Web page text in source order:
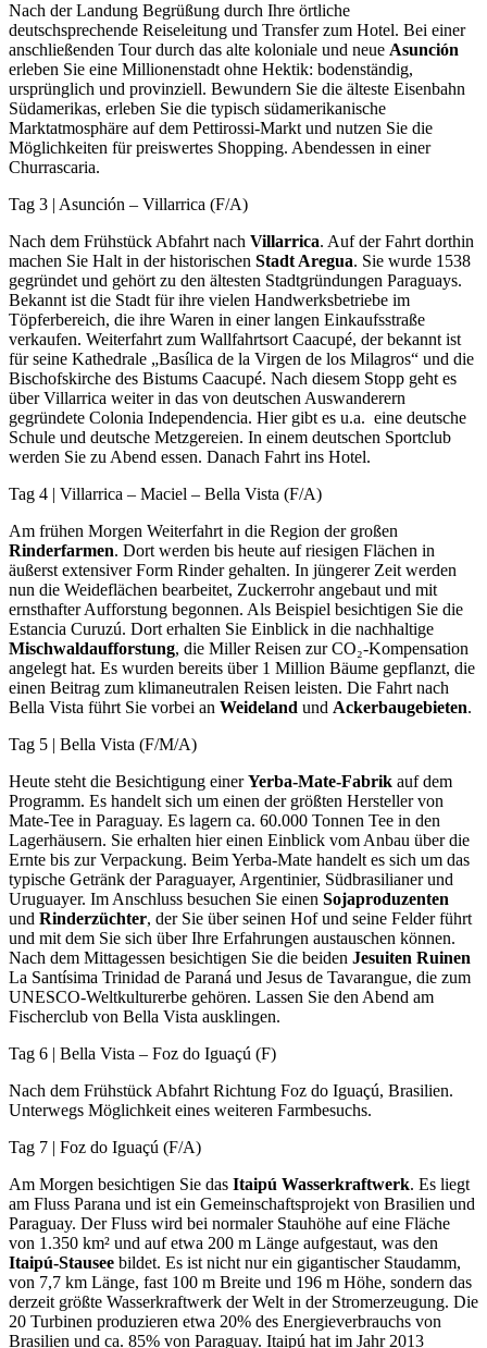
Nach der Landung Begrüßung durch Ihre örtliche
deutschsprechende Reiseleitung und Transfer zum Hotel. Bei einer
anschließenden Tour durch das alte koloniale und neue Asunción
erleben Sie eine Millionenstadt ohne Hektik: bodenständig,
ursprünglich und provinziell. Bewundern Sie die älteste Eisenbahn
Südamerikas, erleben Sie die typisch südamerikanische
Marktatmosphäre auf dem Pettirossi-Markt und nutzen Sie die
Möglichkeiten für preiswertes Shopping. Abendessen in einer
Churrascaria.
Tag 3 | Asunción – Villarrica (F/A)
Nach dem Frühstück Abfahrt nach Villarrica. Auf der Fahrt dorthin
machen Sie Halt in der historischen Stadt Aregua. Sie wurde 1538
gegründet und gehört zu den ältesten Stadtgründungen Paraguays.
Bekannt ist die Stadt für ihre vielen Handwerksbetriebe im
Töpferbereich, die ihre Waren in einer langen Einkaufsstraße
verkaufen. Weiterfahrt zum Wallfahrtsort Caacupé, der bekannt ist
für seine Kathedrale „Basílica de la Virgen de los Milagros“ und die
Bischofskirche des Bistums Caacupé. Nach diesem Stopp geht es
über Villarrica weiter in das von deutschen Auswanderern
gegründete Colonia Independencia. Hier gibt es u.a. eine deutsche
Schule und deutsche Metzgereien. In einem deutschen Sportclub
werden Sie zu Abend essen. Danach Fahrt ins Hotel.
Tag 4 | Villarrica – Maciel – Bella Vista (F/A)
Am frühen Morgen Weiterfahrt in die Region der großen
Rinderfarmen. Dort werden bis heute auf riesigen Flächen in
äußerst extensiver Form Rinder gehalten. In jüngerer Zeit werden
nun die Weideflächen bearbeitet, Zuckerrohr angebaut und mit
ernsthafter Aufforstung begonnen. Als Beispiel besichtigen Sie die
Estancia Curuzú. Dort erhalten Sie Einblick in die nachhaltige
Mischwaldaufforstung, die Miller Reisen zur CO₂-Kompensation
angelegt hat. Es wurden bereits über 1 Million Bäume gepflanzt, die
einen Beitrag zum klimaneutralen Reisen leisten. Die Fahrt nach
Bella Vista führt Sie vorbei an Weideland und Ackerbaugebieten.
Tag 5 | Bella Vista (F/M/A)
Heute steht die Besichtigung einerYerba-Mate-Fabrik auf dem
Programm. Es handelt sich um einen der größten Hersteller von
Mate-Tee in Paraguay. Es lagern ca. 60.000 Tonnen Tee in den
Lagerhäusern. Sie erhalten hier einen Einblick vom Anbau über die
Ernte bis zur Verpackung. Beim Yerba-Mate handelt es sich um das
typische Getränk der Paraguayer, Argentinier, Südbrasilianer und
Uruguayer. Im Anschluss besuchen Sie einen Sojaproduzenten
und Rinderzüchter, der Sie über seinen Hof und seine Felder führt
und mit dem Sie sich über Ihre Erfahrungen austauschen können.
Nach dem Mittagessen besichtigen Sie die beiden Jesuiten Ruinen
La Santísima Trinidad de Paraná und Jesus de Tavarangue, die zum
UNESCO-Weltkulturerbe gehören. Lassen Sie den Abend am
Fischerclub von Bella Vista ausklingen.
Tag 6 | Bella Vista – Foz do Iguaçú (F)
Nach dem Frühstück Abfahrt Richtung Foz do Iguaçú, Brasilien.
Unterwegs Möglichkeit eines weiteren Farmbesuchs.
Tag 7 | Foz do Iguaçú (F/A)
Am Morgen besichtigen Sie das Itaipú Wasserkraftwerk. Es liegt
am Fluss Parana und ist ein Gemeinschaftsprojekt von Brasilien und
Paraguay. Der Fluss wird bei normaler Stauhöhe auf eine Fläche
von 1.350 km² und auf etwa 200 m Länge aufgestaut, was den
Itaipú-Stausee bildet. Es ist nicht nur ein gigantischer Staudamm,
von 7,7 km Länge, fast 100 m Breite und 196 m Höhe, sondern das
derzeit größte Wasserkraftwerk der Welt in der Stromerzeugung. Die
20 Turbinen produzieren etwa 20% des Energieverbrauchs von
Brasilien und ca. 85% von Paraguay. Itaipú hat im Jahr 2013